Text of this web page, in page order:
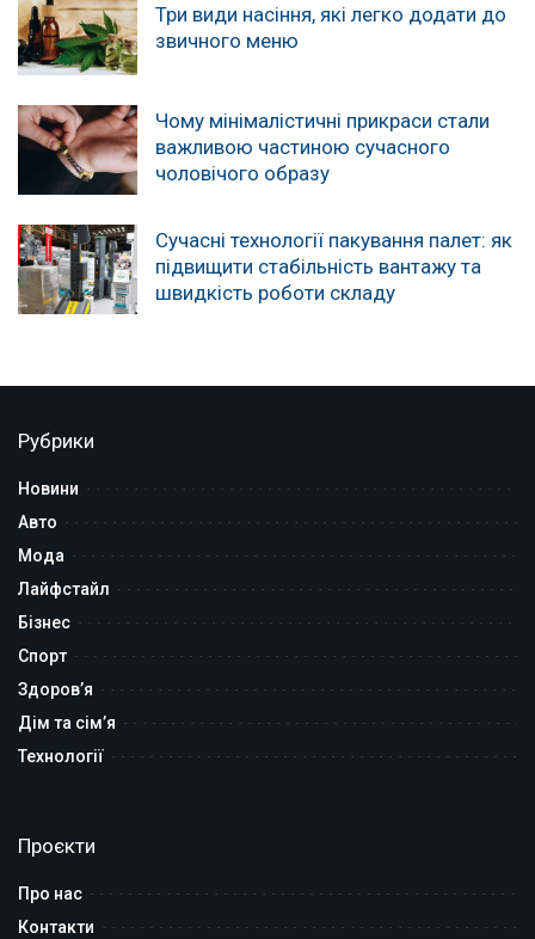
Три види насіння, які легко додати до
звичного меню
Чому мінімалістичні прикраси стали
важливою частиною сучасного
чоловічого образу
Сучасні технології пакування палет: як
підвищити стабільність вантажу та
швидкість роботи складу
Рубрики
Новини
Авто
Мода
Лайфстайл
Бізнес
Спорт
Здоров’я
Дім та сім’я
Технології
Проєкти
Про нас
Контакти